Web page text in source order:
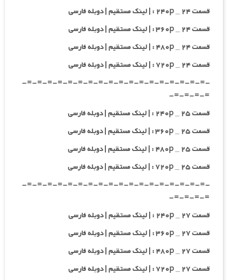
قسمت ۲۴ _ ۲۴۰p : | لینک مستقیم | دوبله فارسی
قسمت ۲۴ _ ۳۶۰p : | لینک مستقیم | دوبله فارسی
قسمت ۲۴ _ ۴۸۰p : | لینک مستقیم | دوبله فارسی
قسمت ۲۴ _ ۷۲۰p : | لینک مستقیم | دوبله فارسی
-=-=-=-=-=-=-=-=-=-=-=-=-=-=-=-=-=-=-
=-=-=-=-
قسمت ۲۵ _ ۲۴۰p : | لینک مستقیم | دوبله فارسی
قسمت ۲۵ _ ۳۶۰p : | لینک مستقیم | دوبله فارسی
قسمت ۲۵ _ ۴۸۰p : | لینک مستقیم | دوبله فارسی
قسمت ۲۵ _ ۷۲۰p : | لینک مستقیم | دوبله فارسی
-=-=-=-=-=-=-=-=-=-=-=-=-=-=-=-=-=-=-
=-=-=-=-
قسمت ۲۷ _ ۲۴۰p : | لینک مستقیم | دوبله فارسی
قسمت ۲۷ _ ۳۶۰p : | لینک مستقیم | دوبله فارسی
قسمت ۲۷ _ ۴۸۰p : | لینک مستقیم | دوبله فارسی
قسمت ۲۷ _ ۷۲۰p : | لینک مستقیم | دوبله فارسی